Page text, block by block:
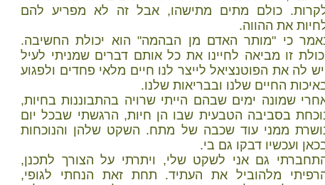
כולם מתים מתישהו, אבל זה לא מפריע להם
את ההווה.
כי "מותר האדם מן הבהמה" הוא יכולת החשיבה.
זו מביאה לחיינו את כל אותם דברים שמניתי לעיל
לה את הפוטנציאל לייצר לנו חיים מלאי פחדים ולפגוע
החיים שלנו ובבריאות שלנו.
שמונה ימים שבהם הייתי שרויה בהתבוננות בחיות,
בסביבה הטבעית שבו הן חיות, הרגשתי שבכל יום
ממני עוד שכבה של מתח. השקט שלהן והנוכחות
ועכשיו דבקו גם בי.
גם אני לשקט שלי, ויתרתי על הצורך לתכנן,
מלהוביל את העתיד. תחת זאת הנחתי לגופי,